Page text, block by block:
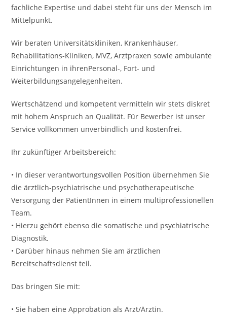
fachliche Expertise und dabei steht für uns der Mensch im
Mittelpunkt.
Wir beraten Universitätskliniken, Krankenhäuser,
Rehabilitations-Kliniken, MVZ, Arztpraxen sowie ambulante
Einrichtungen in ihrenPersonal-, Fort- und
Weiterbildungsangelegenheiten.
Wertschätzend und kompetent vermitteln wir stets diskret
mit hohem Anspruch an Qualität. Für Bewerber ist unser
Service vollkommen unverbindlich und kostenfrei.
Ihr zukünftiger Arbeitsbereich:
• In dieser verantwortungsvollen Position übernehmen Sie
die ärztlich-psychiatrische und psychotherapeutische
Versorgung der PatientInnen in einem multiprofessionellen
Team.
• Hierzu gehört ebenso die somatische und psychiatrische
Diagnostik.
• Darüber hinaus nehmen Sie am ärztlichen
Bereitschaftsdienst teil.
Das bringen Sie mit:
• Sie haben eine Approbation als Arzt/Ärztin.